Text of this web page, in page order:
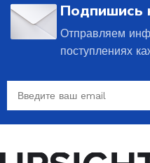
Подпишись
Отправляем
поступлениях